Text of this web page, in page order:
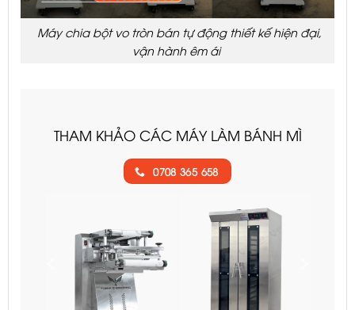
Máy chia bột vo tròn bán tự động thiết kế hiện đại,
vận hành êm ái
THAM KHẢO CÁC MÁY LÀM BÁNH MÌ
0708 365 658